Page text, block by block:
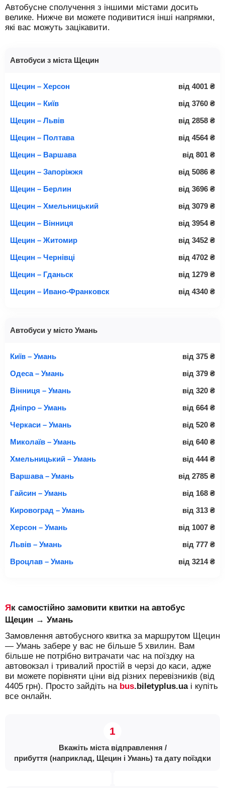
Автобусне сполучення з іншими містами досить
велике. Нижче ви можете подивитися інші напрямки,
які вас можуть зацікавити.
Автобуси з міста Щецин
Щецин – Херсон від 4001 ₴
Щецин – Київ
від 3760 ₴
Щецин – Львів
від 2858 ₴
Щецин – Полтава
від 4564 ₴
Щецин – Варшава
від 801 ₴
Щецин – Запоріжжя
від 5086 ₴
Щецин – Берлин
від 3696 ₴
Щецин – Хмельницький
від 3079 ₴
Щецин – Вінниця
від 3954 ₴
Щецин – Житомир
від 3452 ₴
Щецин – Чернівці
від 4702 ₴
Щецин – Гданьск
від 1279 ₴
Щецин – Ивано-Франковск
від 4340 ₴
Автобуси у місто Умань
Київ – Умань від 375 ₴
Одеса – Умань
від 379 ₴
Вінниця – Умань
від 320 ₴
Дніпро – Умань
від 664 ₴
Черкаси – Умань
від 520 ₴
Миколаїв – Умань
від 640 ₴
Хмельницький – Умань
від 444 ₴
Варшава – Умань
від 2785 ₴
Гайсин – Умань
від 168 ₴
Кировоград – Умань
від 313 ₴
Херсон – Умань
від 1007 ₴
Львів – Умань
від 777 ₴
Вроцлав – Умань
від 3214 ₴
Як самостійно замовити квитки на автобус
Щецин → Умань
Замовлення автобусного квитка за маршрутом Щецин
— Умань забере у вас не більше 5 хвилин. Вам
більше не потрібно витрачати час на поїздку на
автовокзал і тривалий простій в черзі до каси, адже
ви можете порівняти ціни від різних перевізників (від
4405 грн). Просто зайдіть на bus.biletyplus.uaі купіть
все онлайн.
Вкажіть міста відправлення /
прибуття (наприклад, Щецин і Умань) та дату поїздки